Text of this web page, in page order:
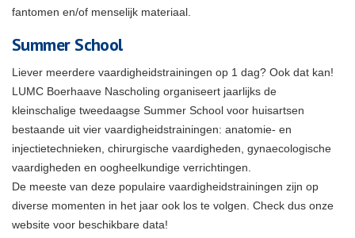
fantomen en/of menselijk materiaal.
Summer School
Liever meerdere vaardigheidstrainingen op 1 dag? Ook dat kan!
LUMC Boerhaave Nascholing organiseert jaarlijks de
kleinschalige tweedaagse Summer School voor huisartsen
bestaande uit vier vaardigheidstrainingen: anatomie- en
injectietechnieken, chirurgische vaardigheden, gynaecologische
vaardigheden en oogheelkundige verrichtingen.
De meeste van deze populaire vaardigheidstrainingen zijn op
diverse momenten in het jaar ook los te volgen. Check dus onze
website voor beschikbare data!